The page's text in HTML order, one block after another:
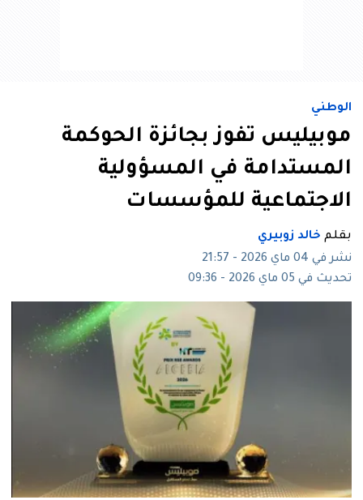
الوطني
موبيليس تفوز بجائزة الحوكمة
المستدامة في المسؤولية
الاجتماعية للمؤسسات
بقلم خالد زوبيري
نشر في 04 ماي 2026 - 21:57
تحديث في 05 ماي 2026 - 09:36